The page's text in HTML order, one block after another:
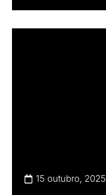
15 outubro, 2025